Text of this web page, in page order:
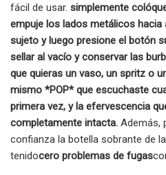
fácil de usar. simplemente
empuje los lados metálicos hacia
sujeto y luego presione el botón
sellar al vacío y conservar las
que quieras un vaso, un spritz o
mismo *POP* que escuchaste
primera vez, y la efervescencia
completamente intacta. Además,
confianza la botella sobrante de
tenidocero problemas de fugas